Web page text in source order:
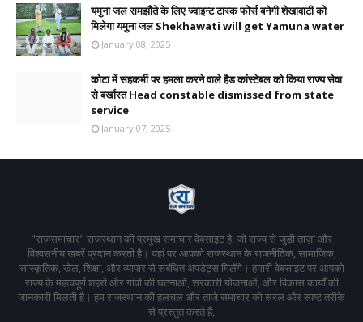
यमुना जल समझौते के लिए ज्वाइन्ट टास्क फोर्स बनेगी शेखावाटी को
मिलेगा यमुना जल Shekhawati will get Yamuna water
January 08, 2025
कोटा में सहकर्मी पर हमला करने वाले हैड कांस्टेबल को किया राज्य सेवा
से बर्खास्त Head constable dismissed from state
service
January 07, 2025
"राजसमाचार" राजस्थान की प्रमुख समाचार वेबसाइट है, जो राज्य से जुड़ी ताज़ा और
विश्वसनीय खबरें प्रदान करती है। यहां पर आपको राजस्थान के राजनीतिक, सामाजिक,
सांस्कृतिक, खेल, शिक्षा, और व्यापार से संबंधित अपडेट्स मिलेंगे। हमारी वेबसाइट पर आपको
राज्य के महत्वपूर्ण शहरों और गांवों की घटनाओं, सरकारी योजनाओं, और विकास कार्यों की
जानकारी मिलती है। हम राजस्थान की हलचल और ताजे समाचार को सरल और स्पष्ट तरीके
से प्रस्तुत करते हैं,